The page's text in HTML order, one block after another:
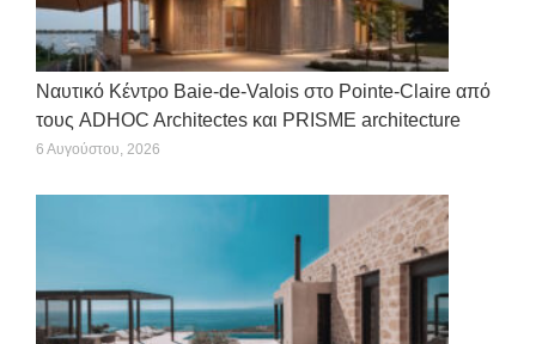
Ναυτικό Κέντρο Baie-de-Valois στο Pointe-Claire από
τους ADHOC Architectes και PRISME architecture
6 Αυγούστου, 2026